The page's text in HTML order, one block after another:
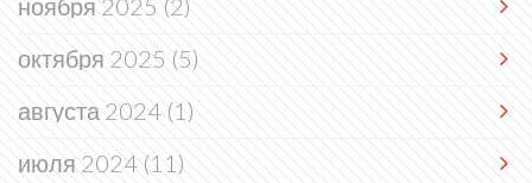
ноября 2025(2)
октября 2025(5)
августа 2024(1)
июля 2024(11)